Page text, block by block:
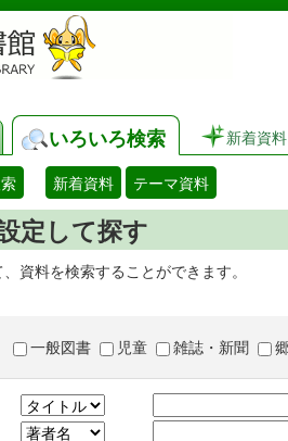
いろいろ検索 新着資料
新着資料 テーマ資料
定して探す
資料を検索することができます。
一般図書 児童 雑誌・新聞